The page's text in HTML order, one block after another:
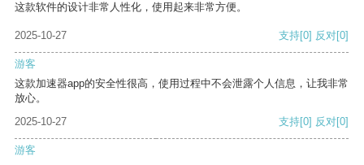
这款软件的设计非常人性化，使用起来非常方便。
2025-10-27 支持[0] 反对[0]
游客
这款加速器app的安全性很高，使用过程中不会泄露个人信息，让我非常
放心。
2025-10-27
支持[0] 反对[0]
游客